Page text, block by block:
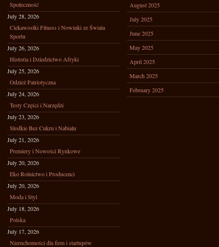
Społeczność
July 28, 2026
Ciekawostki Fitness i Nowinki ze Świata
Sportu
July 26, 2026
Historia i Dziedzictwo Afryki
July 25, 2026
Odzież Patriotyczna
July 24, 2026
Testy Części i Narzędzi
July 23, 2026
Słodkie Bez Cukru i Nabiału
July 21, 2026
Premiery i Nowości Rynkowe
July 20, 2026
Eko Rolnictwo i Producenci
July 20, 2026
Moda i Styl
July 18, 2026
Polska
July 17, 2026
Nieruchomości dla firm i startupów
August 2025
July 2025
June 2025
May 2025
April 2025
March 2025
February 2025